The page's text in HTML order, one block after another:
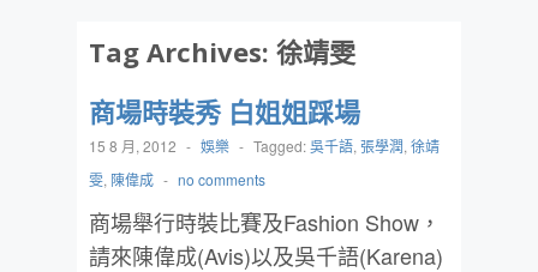
Tag Archives: 徐靖雯
商場時裝秀 白姐姐踩場
15 8 月, 2012 - 娛樂 - Tagged:吳千語, 張學潤, 徐靖
雯, 陳偉成 - no comments
商場舉行時裝比賽及Fashion Show，
請來陳偉成(Avis)以及吳千語(Karena)